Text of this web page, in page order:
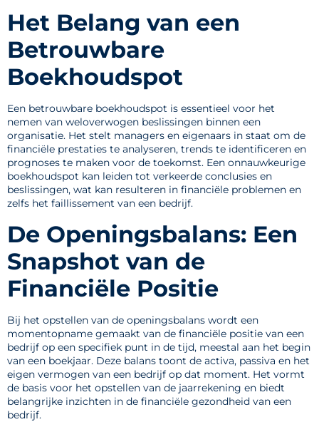
Het Belang van een
Betrouwbare
Boekhoudspot
Een betrouwbare boekhoudspot is essentieel voor het
nemen van weloverwogen beslissingen binnen een
organisatie. Het stelt managers en eigenaars in staat om de
financiële prestaties te analyseren, trends te identificeren en
prognoses te maken voor de toekomst. Een onnauwkeurige
boekhoudspot kan leiden tot verkeerde conclusies en
beslissingen, wat kan resulteren in financiële problemen en
zelfs het faillissement van een bedrijf.
De Openingsbalans: Een
Snapshot van de
Financiële Positie
Bij het opstellen van de openingsbalans wordt een
momentopname gemaakt van de financiële positie van een
bedrijf op een specifiek punt in de tijd, meestal aan het begin
van een boekjaar. Deze balans toont de activa, passiva en het
eigen vermogen van een bedrijf op dat moment. Het vormt
de basis voor het opstellen van de jaarrekening en biedt
belangrijke inzichten in de financiële gezondheid van een
bedrijf.